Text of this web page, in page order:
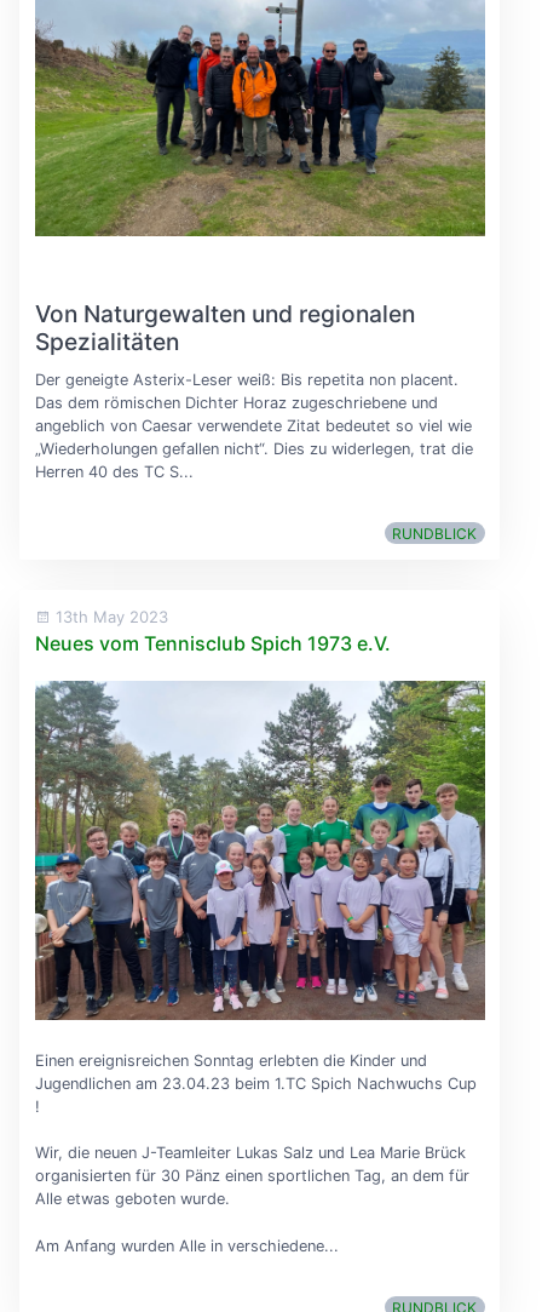
Von Naturgewalten und regionalen
Spezialitäten
Der geneigte Asterix-Leser weiß: Bis repetita non placent.
Das dem römischen Dichter Horaz zugeschriebene und
angeblich von Caesar verwendete Zitat bedeutet so viel wie
„Wiederholungen gefallen nicht“. Dies zu widerlegen, trat die
Herren 40 des TC S...
RUNDBLICK
13th May 2023
Neues vom Tennisclub Spich 1973 e.V.
Einen ereignisreichen Sonntag erlebten die Kinder und
Jugendlichen am 23.04.23 beim 1.TC Spich Nachwuchs Cup
!
Wir, die neuen J-Teamleiter Lukas Salz und Lea Marie Brück
organisierten für 30 Pänz einen sportlichen Tag, an dem für
Alle etwas geboten wurde.
Am Anfang wurden Alle in verschiedene...
RUNDBLICK